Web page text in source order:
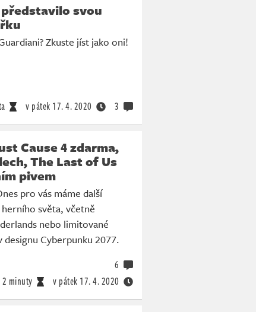
svou
Zkuste jíst jako oni!
v pátek 17. 4. 2020 3
Cause 4 zdarma,
The Last of Us
pivem
pro vás máme další
světa, včetně
nebo limitované
designu Cyberpunku 2077.
2 minuty v pátek 17. 4. 2020
6